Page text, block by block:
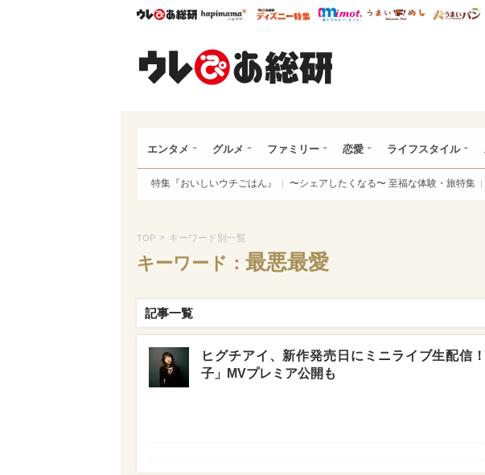
ウレぴあ総研ハピママ* ウレぴあ総研 ディズニー特集
mimot. うまいめし
エンタメ グルメ ファミリー 恋愛 ライフスタイル
特集『おいしいウチごはん』 〜シェアしたくなる〜 至福な体験・旅特集
TOP > キーワード別一覧
キーワード： 最悪最愛
記事一覧
ヒグチアイ、新作発売日にミニライブ生配信
子」MVプレミア公開も